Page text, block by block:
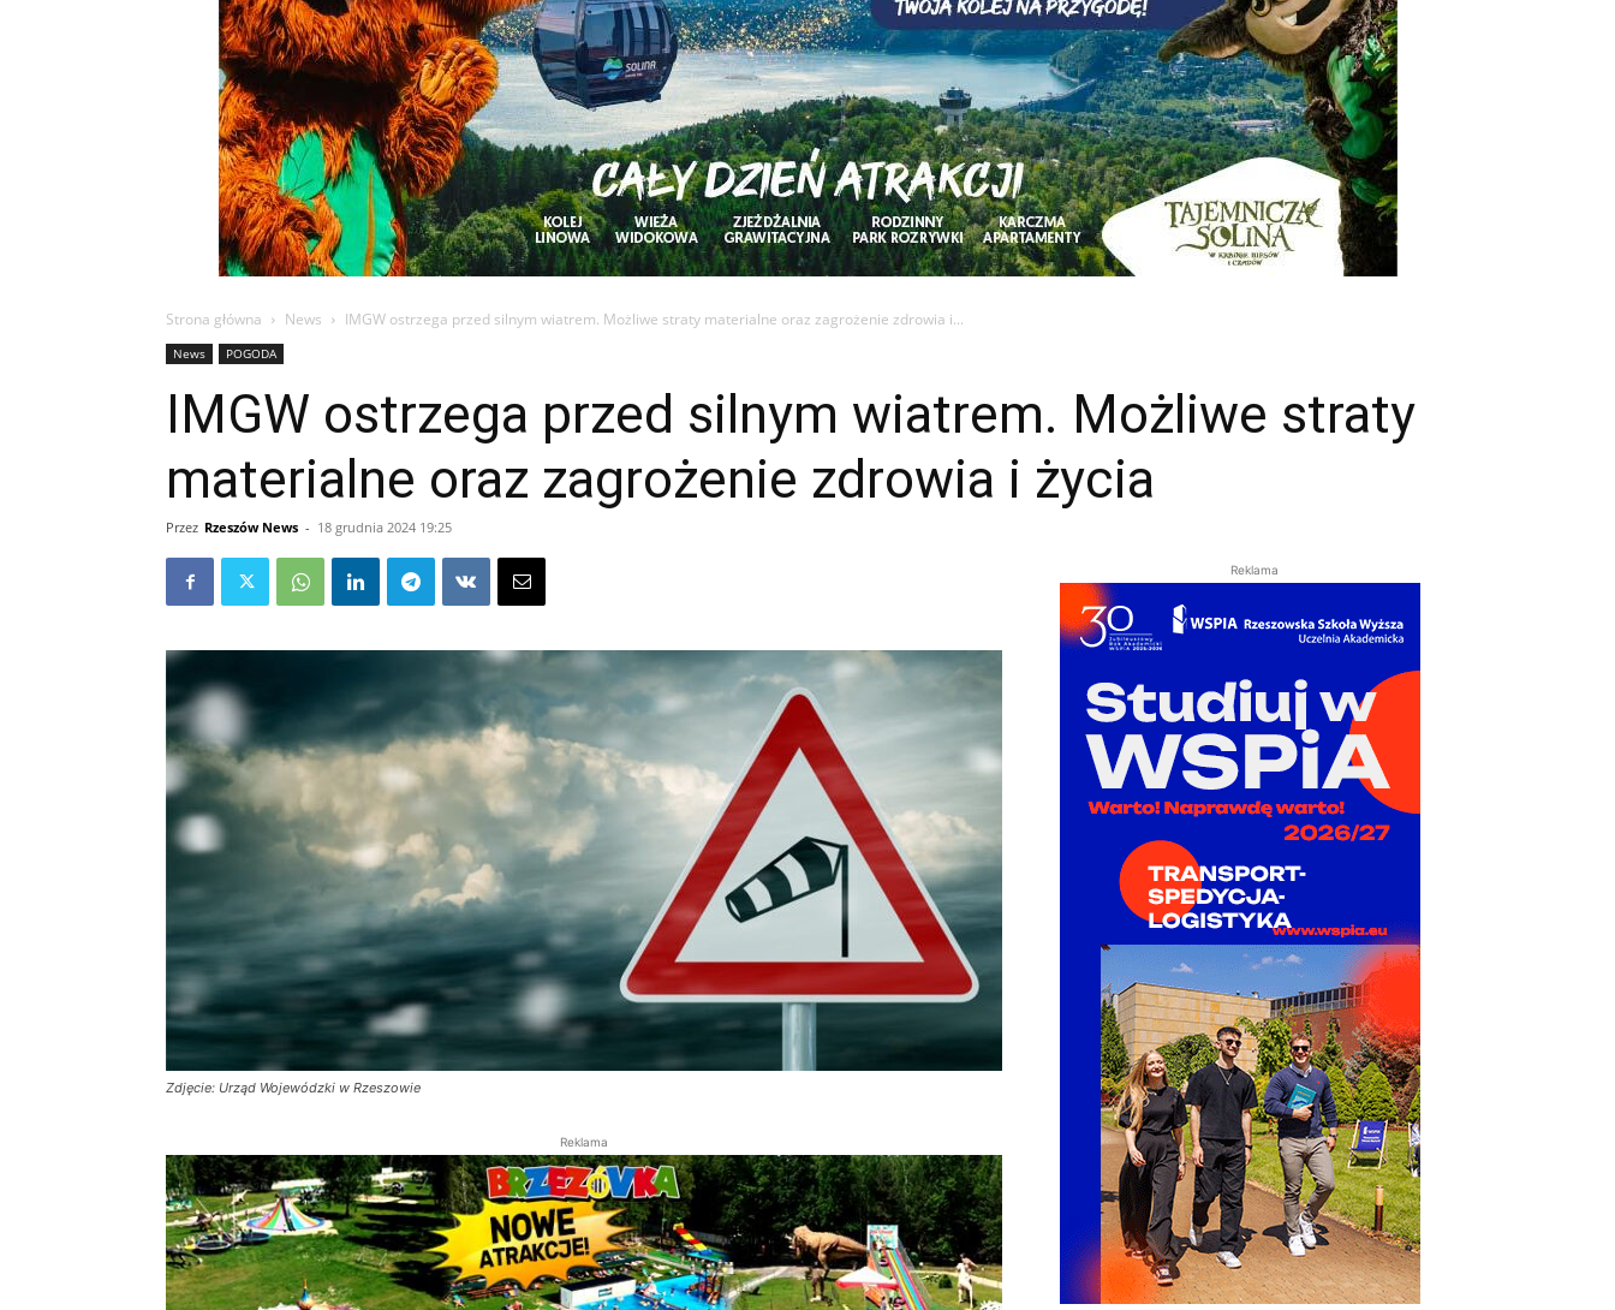
Strona główna News IMGW ostrzega przed silnym wiatrem. Możliwe straty materialne oraz zagrożenie zdrowia i...
News POGODA
IMGW ostrzega przed silnym wiatrem. Możliwe straty
materialne oraz zagrożenie zdrowia i życia
Przez Rzeszów News - 18 grudnia 2024 19:25
Zdjęcie: Urząd Wojewódzki w Rzeszowie
Reklama
Reklama